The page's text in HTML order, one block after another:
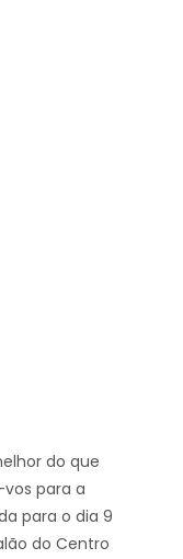
do que
para a
para o dia 9
do Centro